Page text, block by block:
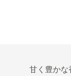
甘く豊かな